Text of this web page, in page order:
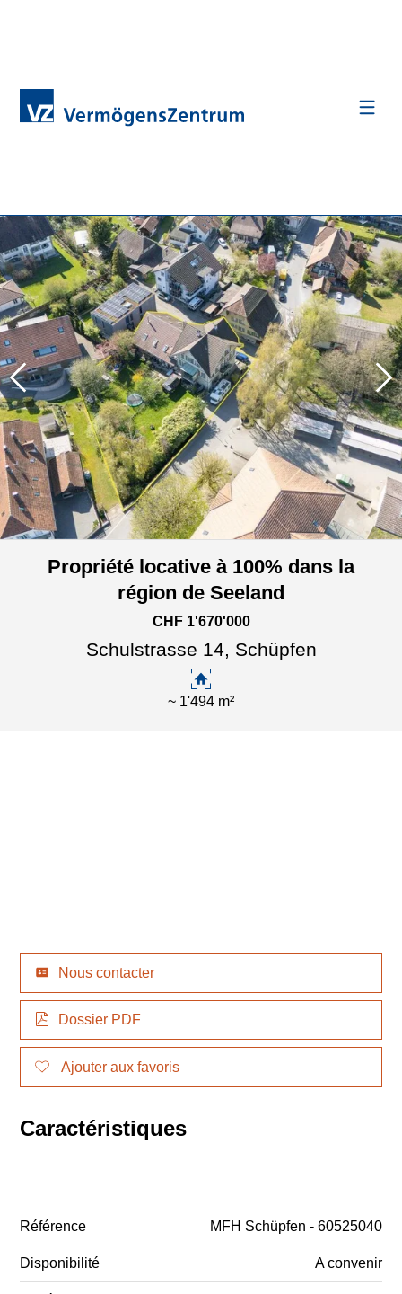
Propriété locative à 100% dans la
région de Seeland
CHF 1'670'000
Schulstrasse 14, Schüpfen
~ 1'494 m²
Nous contacter
Dossier PDF
Ajouter aux favoris
Caractéristiques
Référence MFH Schüpfen - 60525040
Disponibilité A convenir